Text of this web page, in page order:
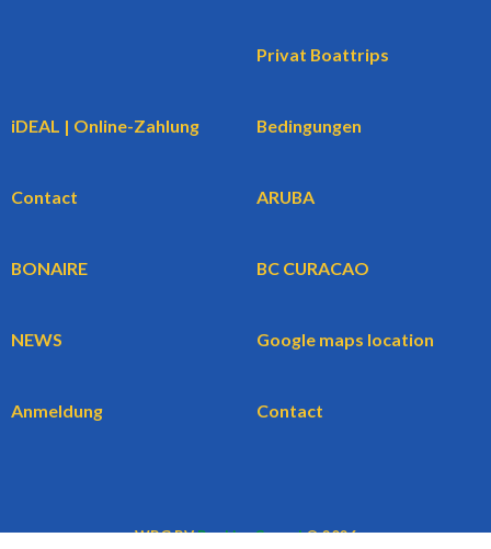
Privat Boattrips
iDEAL | Online-Zahlung Bedingungen
Contact ARUBA
BONAIRE BC CURACAO
NEWS Google maps location
Anmeldung Contact
WBG BVBookingCars.nl© 2026